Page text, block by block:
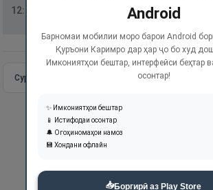
12:
Сураи пурра Идома
Android
Барномаи мобилии моро барои Android
Қуръони Каримро дар ҳар ҷо бо худ
Имкониятҳои бештар, интерфейси беҳтар
осонтар!
✨ Имкониятҳои бештар
📱 Истифодаи осонтар
🔔 Огоҳиномаҳои намоз
💾 Хондани офлайн
📥Боргирӣ аз Play Store